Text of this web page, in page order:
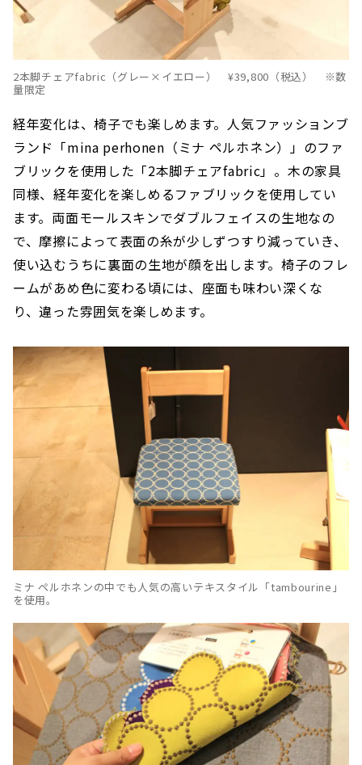
2本脚チェアfabric（グレー×イエロー） ¥39,800（税込） ※数
量限定
経年変化は、椅子でも楽しめます。人気ファッションブ
ランド「mina perhonen（ミナ ペルホネン）」のファ
ブリックを使用した「2本脚チェアfabric」。木の家具
同様、経年変化を楽しめるファブリックを使用してい
ます。両面モールスキンでダブルフェイスの生地なの
で、摩擦によって表面の糸が少しずつすり減っていき、
使い込むうちに裏面の生地が顔を出します。椅子のフレ
ームがあめ色に変わる頃には、座面も味わい深くな
り、違った雰囲気を楽しめます。
ミナ ペルホネンの中でも人気の高いテキスタイル「tambourine」
を使用。